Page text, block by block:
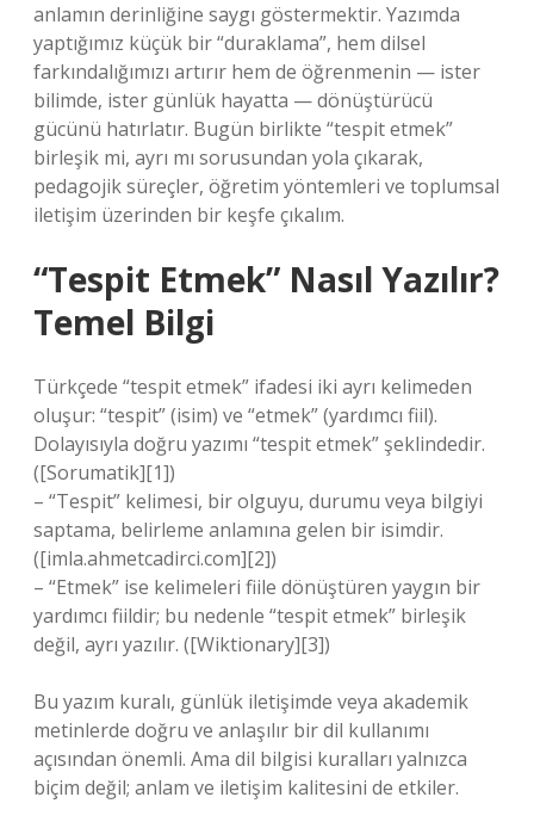
anlamın derinliğine saygı göstermektir. Yazımda
yaptığımız küçük bir “duraklama”, hem dilsel
farkındalığımızı artırır hem de öğrenmenin — ister
bilimde, ister günlük hayatta — dönüştürücü
gücünü hatırlatır. Bugün birlikte “tespit etmek”
birleşik mi, ayrı mı sorusundan yola çıkarak,
pedagojik süreçler, öğretim yöntemleri ve toplumsal
iletişim üzerinden bir keşfe çıkalım.
“Tespit Etmek” Nasıl Yazılır?
Temel Bilgi
Türkçede “tespit etmek” ifadesi iki ayrı kelimeden
oluşur: “tespit” (isim) ve “etmek” (yardımcı fiil).
Dolayısıyla doğru yazımı “tespit etmek” şeklindedir.
([Sorumatik][1])
– “Tespit” kelimesi, bir olguyu, durumu veya bilgiyi
saptama, belirleme anlamına gelen bir isimdir.
([imla.ahmetcadirci.com][2])
– “Etmek” ise kelimeleri fiile dönüştüren yaygın bir
yardımcı fiildir; bu nedenle “tespit etmek” birleşik
değil, ayrı yazılır. ([Wiktionary][3])
Bu yazım kuralı, günlük iletişimde veya akademik
metinlerde doğru ve anlaşılır bir dil kullanımı
açısından önemli. Ama dil bilgisi kuralları yalnızca
biçim değil; anlam ve iletişim kalitesini de etkiler.